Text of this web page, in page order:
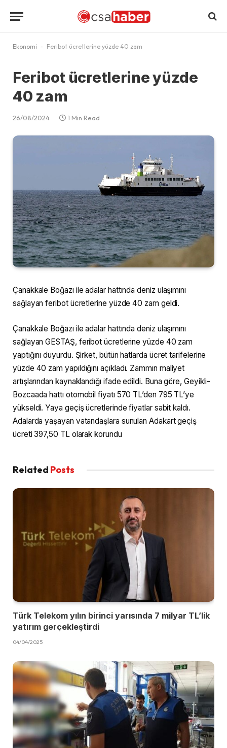
Ekonomi - Feribot ücretlerine yüzde 40 zam
Feribot ücretlerine yüzde
40 zam
26/08/2024 1 Min Read
Çanakkale Boğazı ile adalar hattında deniz ulaşımını
sağlayan feribot ücretlerine yüzde 40 zam geldi.
Çanakkale Boğazı ile adalar hattında deniz ulaşımını
sağlayan GESTAŞ, feribot ücretlerine yüzde 40 zam
yaptığını duyurdu. Şirket, bütün hatlarda ücret tarifelerine
yüzde 40 zam yapıldığını açıkladı. Zammın maliyet
artışlarından kaynaklandığı ifade edildi. Buna göre, Geyikli-
Bozcaada hattı otomobil fiyatı 570 TL’den 795 TL’ye
yükseldi. Yaya geçiş ücretlerinde fiyatlar sabit kaldı.
Adalarda yaşayan vatandaşlara sunulan Adakart geçiş
ücreti 397,50 TL olarak korundu
Related Posts
Türk Telekom yılın birinci yarısında 7 milyar TL’lik
yatırım gerçekleştirdi
04/04/2025